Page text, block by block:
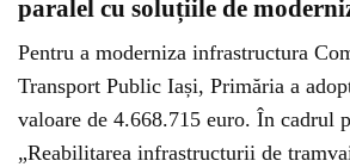
paralel cu soluțiile de
Pentru a moderniza infrastructura
Transport Public Iași, Primăria a
valoare de 4.668.715 euro. În cadrul
„Reabilitarea infrastructurii de